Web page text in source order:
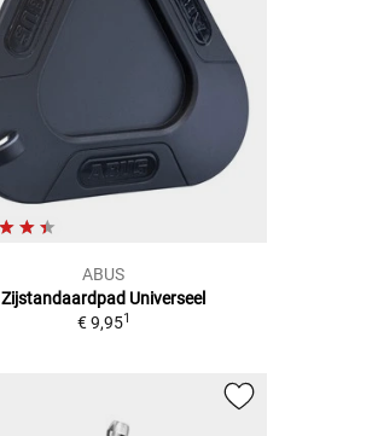
ABUS
Zijstandaardpad Universeel
€ 9,951